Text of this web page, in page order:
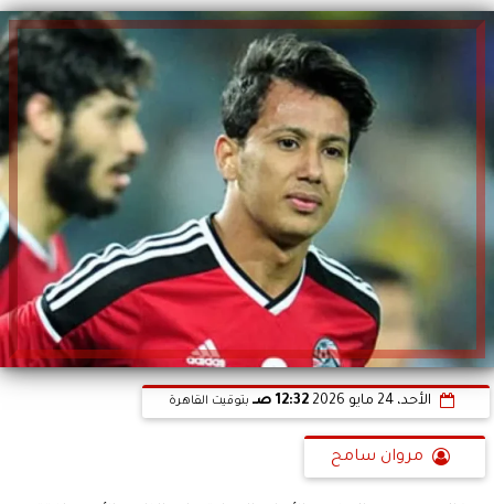
الأحد، 24 مايو 2026 12:32 صـ بتوقيت القاهرة
مروان سامح